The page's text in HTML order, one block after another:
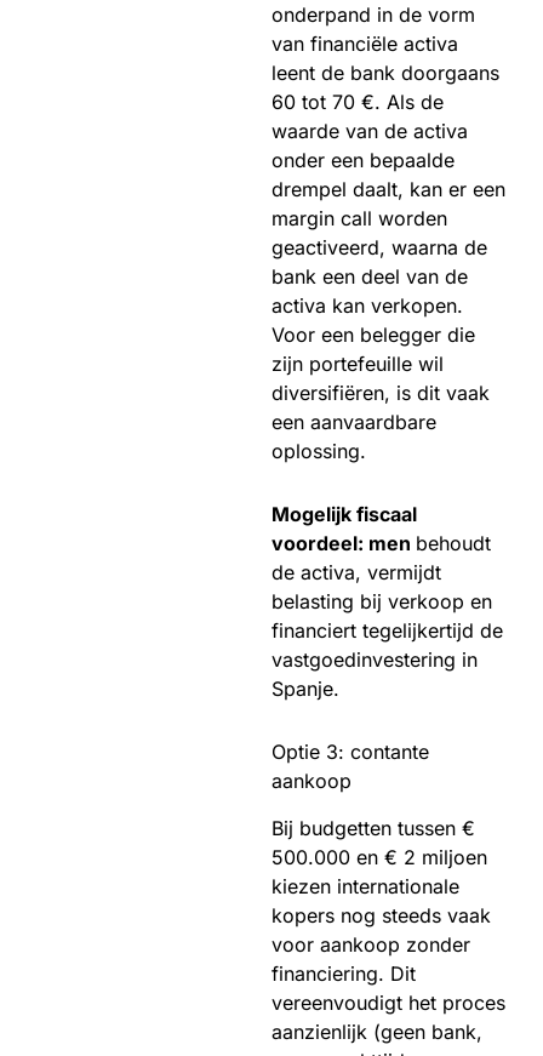
onderpand in de vorm
van financiële activa
leent de bank doorgaans
60 tot 70 €. Als de
waarde van de activa
onder een bepaalde
drempel daalt, kan er een
margin call worden
geactiveerd, waarna de
bank een deel van de
activa kan verkopen.
Voor een belegger die
zijn portefeuille wil
diversifiëren, is dit vaak
een aanvaardbare
oplossing.
Mogelijk fiscaal
voordeel: men behoudt
de activa, vermijdt
belasting bij verkoop en
financiert tegelijkertijd de
vastgoedinvestering in
Spanje.
Optie 3: contante
aankoop
Bij budgetten tussen €
500.000 en € 2 miljoen
kiezen internationale
kopers nog steeds vaak
voor aankoop zonder
financiering. Dit
vereenvoudigt het proces
aanzienlijk (geen bank,